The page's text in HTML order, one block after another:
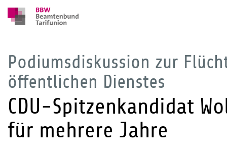
Podiumsdiskussion zur
öffentlichen Dienstes
CDU-Spitzenkandidat
für mehrere Jahre